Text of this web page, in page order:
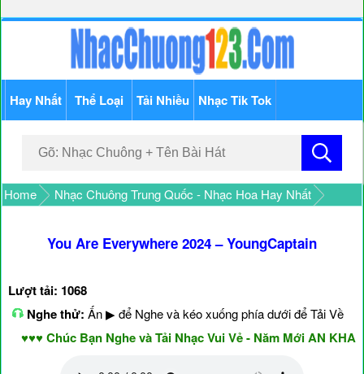
Hay Nhất Thể Loại Tải Nhiều Nhạc Tik Tok
Home Nhạc Chuông Trung Quốc - Nhạc Hoa Hay Nhất
You Are Everywhere 2024 – YoungCaptain
Lượt tải: 1068
Nghe thử: Ấn ▶ để Nghe và kéo xuống phía dưới để Tải Về
Chúc Bạn Nghe và Tải Nhạc Vui Vẻ - Năm Mới AN KHANG